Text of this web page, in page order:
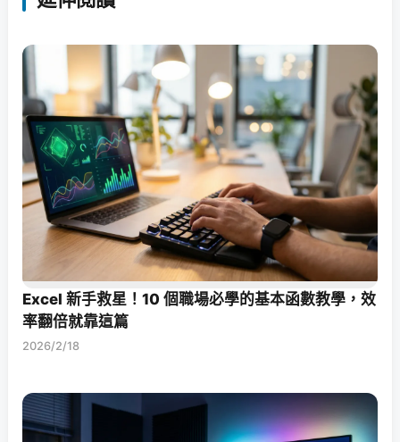
Excel 新手救星！10 個職場必學的基本函數教學，效
率翻倍就靠這篇
2026/2/18